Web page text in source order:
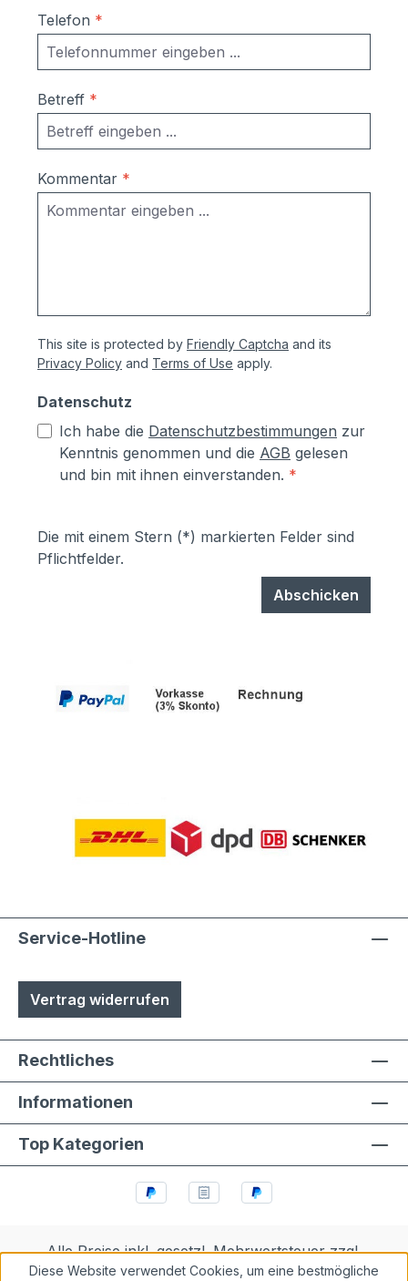
Telefon *
Betreff *
Kommentar *
This site is protected by Friendly Captcha and its
Privacy Policy and Terms of Use apply.
Datenschutz
Ich habe die Datenschutzbestimmungen zur
Kenntnis genommen und die AGB gelesen
und bin mit ihnen einverstanden. *
Die mit einem Stern (*) markierten Felder sind
Pflichtfelder.
Abschicken
Service-Hotline
Vertrag widerrufen
Rechtliches
Informationen
Top Kategorien
Alle Preise inkl. gesetzl. Mehrwertsteuer zzgl.
Versandkostenund ggf. Nachnahmegebühren, wenn
Diese Website verwendet Cookies, um eine bestmögliche